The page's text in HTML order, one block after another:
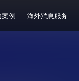
案例 海外消息服务